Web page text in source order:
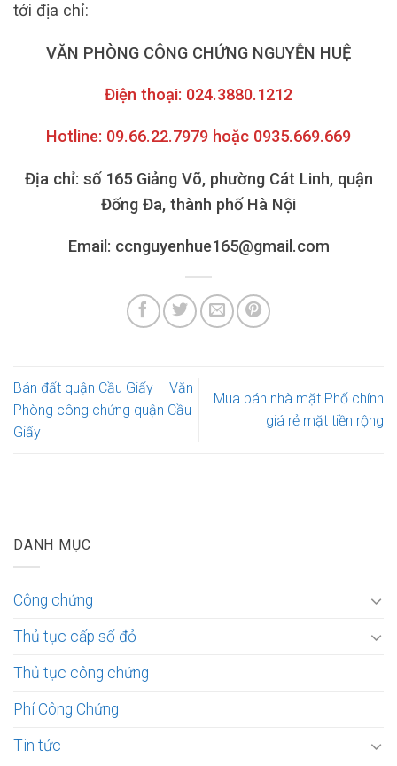
tới địa chỉ:
VĂN PHÒNG CÔNG CHỨNG NGUYỄN HUỆ
Điện thoại: 024.3880.1212
Hotline: 09.66.22.7979 hoặc 0935.669.669
Địa chỉ: số 165 Giảng Võ, phường Cát Linh, quận
Đống Đa, thành phố Hà Nội
Email: ccnguyenhue165@gmail.com
Bán đất quận Cầu Giấy – Văn
Phòng công chứng quận Cầu
Giấy
Mua bán nhà mặt Phố chính
giá rẻ mặt tiền rộng
DANH MỤC
Công chứng
Thủ tục cấp sổ đỏ
Thủ tục công chứng
Phí Công Chứng
Tin tức